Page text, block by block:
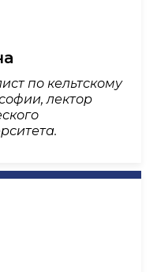
по кельтскому
лектор